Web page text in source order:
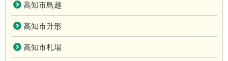
高知市鳥越
高知市升形
高知市札場